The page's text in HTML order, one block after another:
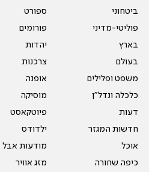
ביטחוני
פוליטי-מדיני
בארץ
בעולם
משפט ופלילים
כלכלה ונדל"ן
דעות
חדשות המגזר
אוכל
כיפה שחורה
ספורט
פורומים
יהדות
צרכנות
אופנה
מוסיקה
פיוטקאסט
ילדודס
מודעות אבל
מזג אוויר